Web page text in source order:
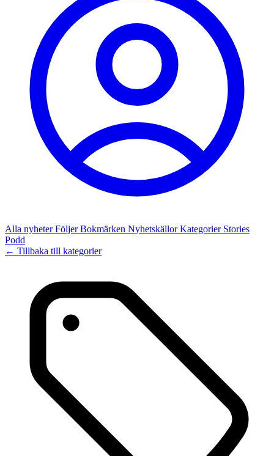
Alla nyheterFöljerBokmärken NyhetskällorKategorier Stories
Podd
← Tillbaka till kategorier